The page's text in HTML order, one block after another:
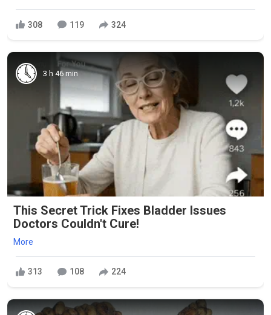
308 119 324
3 h 46 min
This Secret Trick Fixes Bladder Issues
Doctors Couldn't Cure!
More
313 108 224